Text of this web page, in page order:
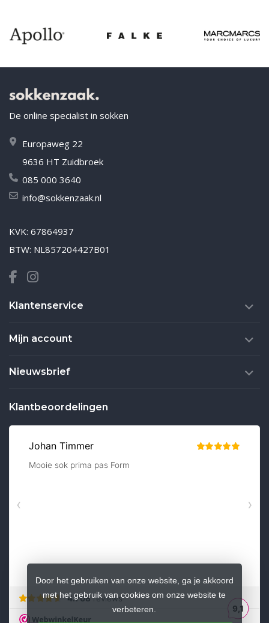
De online specialist in sokken
Europaweg 22
9636 HT Zuidbroek
085 000 3640
info@sokkenzaak.nl
KVK: 67864937
BTW: NL857204427B01
Klantenservice
Mijn account
Nieuwsbrief
Klantbeoordelingen
Door het gebruiken van onze website, ga je akkoord
met het gebruik van cookies om onze website te
verbeteren.